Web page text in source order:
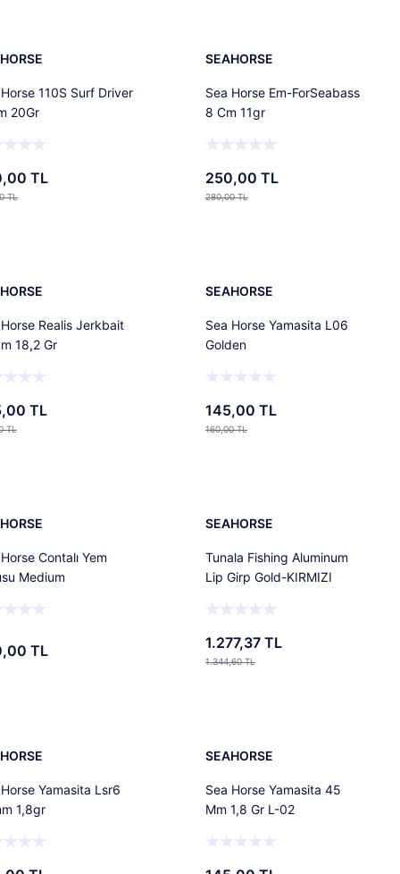
110S Surf Driver
20Gr
TL
TL
SEAHORSE
Sea Horse Em-ForSeabass
8 Cm 11gr
250,00 TL
280,00 TL
Realis Jerkbait
18,2 Gr
TL
TL
SEAHORSE
Sea Horse Yamasita L06
Golden
145,00 TL
160,00 TL
Contalı Yem
Medium
TL
SEAHORSE
Tunala Fishing Aluminum
Lip Girp Gold-KIRMIZI
1.277,37 TL
1.344,60 TL
Yamasita Lsr6
1,8gr
SEAHORSE
Sea Horse Yamasita 45
Mm 1,8 Gr L-02